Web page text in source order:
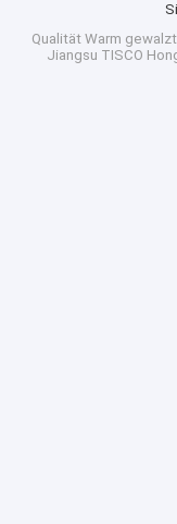
Qualität Warm
Jiangsu TISCO